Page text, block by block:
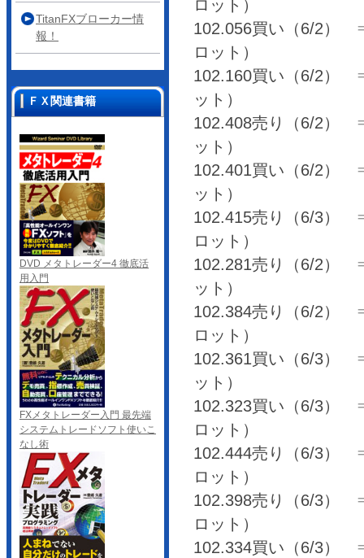
ロット）
102.056買い（6/2）
ロット）
102.160買い（6/2）
ット）
102.408売り（6/2）
ット）
102.401買い（6/2）
ット）
102.415売り（6/3）
ロット）
102.281売り（6/2）
ット）
102.384売り（6/2）
ロット）
102.361買い（6/3）
ット）
102.323買い（6/3）
ロット）
102.444売り（6/3）
ロット）
102.398売り（6/3）
ロット）
102.334買い（6/3）
TitanFXブローカー情
報！
ＦＸ関連書籍
DVD メタトレーダー4 徹底活
用入門
FXメタトレーダー入門 最先端
システムトレードソフト使いこ
なし術